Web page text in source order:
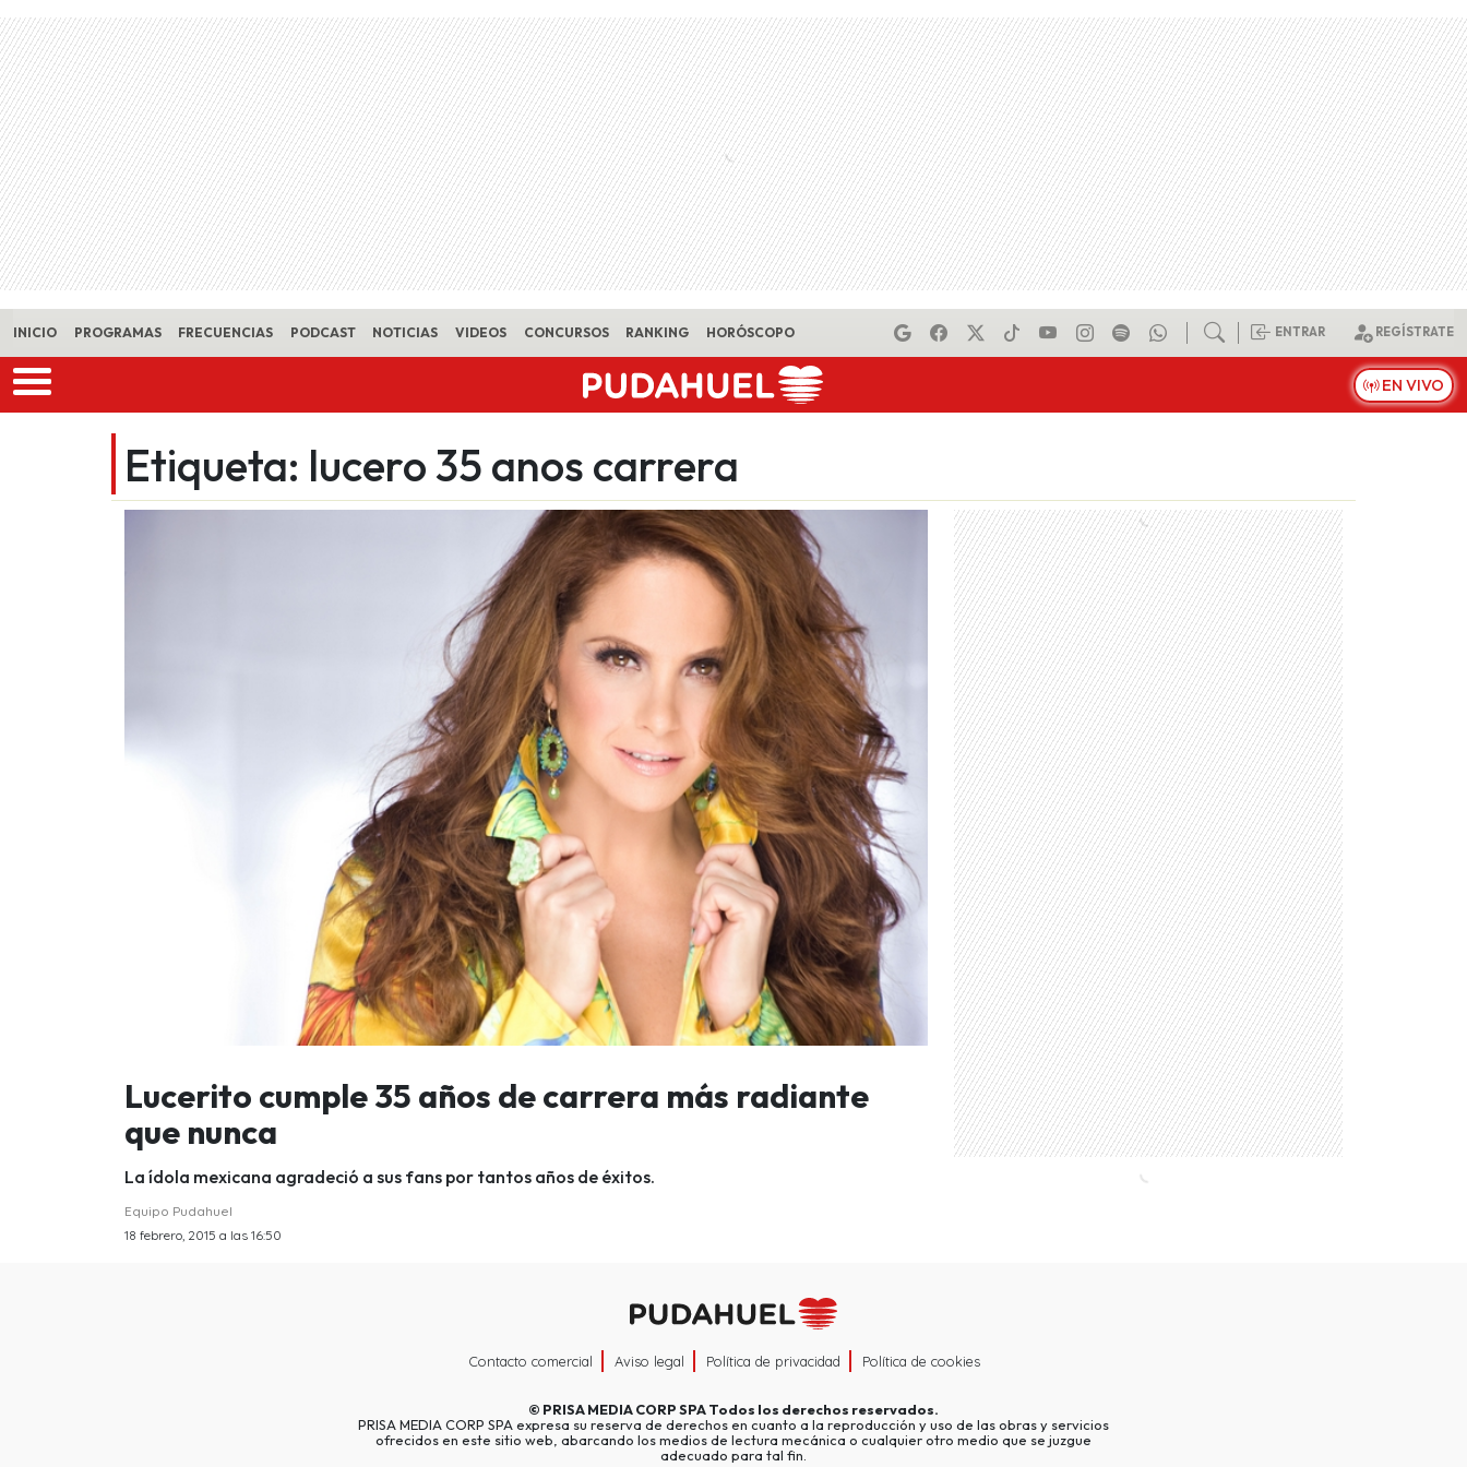
Skip to main content
INICIO PROGRAMAS FRECUENCIAS PODCAST NOTICIAS VIDEOS CONCURSOS RANKING HORÓSCOPO ENTRAR REGÍSTRATE
EN VIVO
Etiqueta: lucero 35 anos carrera
Lucerito cumple 35 años de carrera más radiante
que nunca
La ídola mexicana agradeció a sus fans por tantos años de éxitos.
Equipo Pudahuel
18 febrero, 2015 a las 16:50
Contacto comercial Aviso legal Política de privacidad Política de cookies
© PRISA MEDIA CORP SPATodos los derechos reservados.
PRISA MEDIA CORP SPA expresa su reserva de derechos en cuanto a la reproducción y uso de las obras y servicios
ofrecidos en este sitio web, abarcando los medios de lectura mecánica o cualquier otro medio que se juzgue
adecuado para tal fin.